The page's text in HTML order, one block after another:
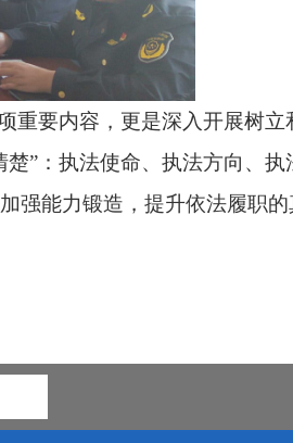
重要内容，更是深入开展树立
”：执法使命、执法方向、执
强能力锻造，提升依法履职的